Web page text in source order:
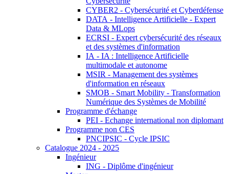
CYBER2 - Cybersécurité et Cyberdéfense
DATA - Intelligence Artificielle - Expert
Data & MLops
ECRSI - Expert cybersécurité des réseaux
et des systèmes d'information
IA - IA : Intelligence Artificielle
multimodale et autonome
MSIR - Management des systèmes
d'information en réseaux
SMOB - Smart Mobility - Transformation
Numérique des Systèmes de Mobilité
Programme d'échange
PEI - Echange international non diplomant
Programme non CES
PNCIPSIC - Cycle IPSIC
Catalogue 2024 - 2025
Ingénieur
ING - Diplôme d'ingénieur